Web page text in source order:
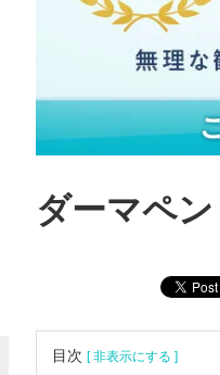
ダーマペン
目次 [ 非表示にする ]